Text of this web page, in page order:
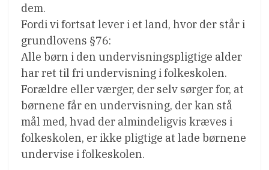
dem.
Fordi vi fortsat lever i et land, hvor der står i
grundlovens §76:
Alle børn i den undervisningspligtige alder
har ret til fri undervisning i folkeskolen.
Forældre eller værger, der selv sørger for, at
børnene får en undervisning, der kan stå
mål med, hvad der almindeligvis kræves i
folkeskolen, er ikke pligtige at lade børnene
undervise i folkeskolen.